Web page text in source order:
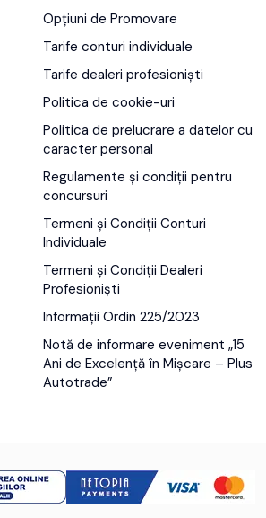
Opțiuni de Promovare
Tarife conturi individuale
Tarife dealeri profesioniști
Politica de cookie-uri
Politica de prelucrare a datelor cu
caracter personal
Regulamente și condiții pentru
concursuri
Termeni și Condiții Conturi
Individuale
Termeni și Condiții Dealeri
Profesioniști
Informații Ordin 225/2023
Notă de informare eveniment „15
Ani de Excelență în Mișcare – Plus
Autotrade”